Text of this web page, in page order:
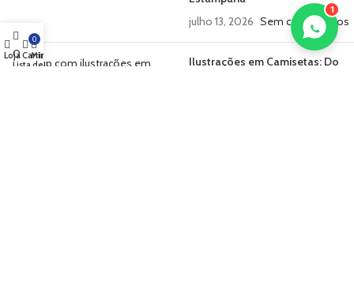
julho 13, 2026 Sem comentários
Ilustrações em Camisetas: Do
Loja
0
Lista de Desejos
0
Carrinho
Minha conta
1